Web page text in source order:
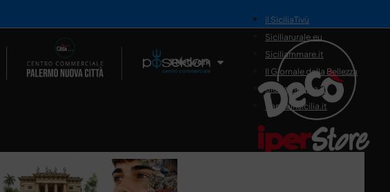
Il Network
il SiciliaTivù
Siciliarurale.eu
Siciliammare.it
Il Giornale della Bellezza
Siciliamedica.it
Sanitainsicilia.it